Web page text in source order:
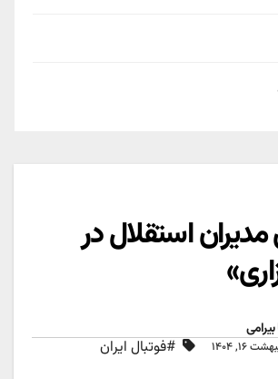
مدیران استقلال در
بیرامی
۱۶, ۱۴۰۴ #فوتبال ایران